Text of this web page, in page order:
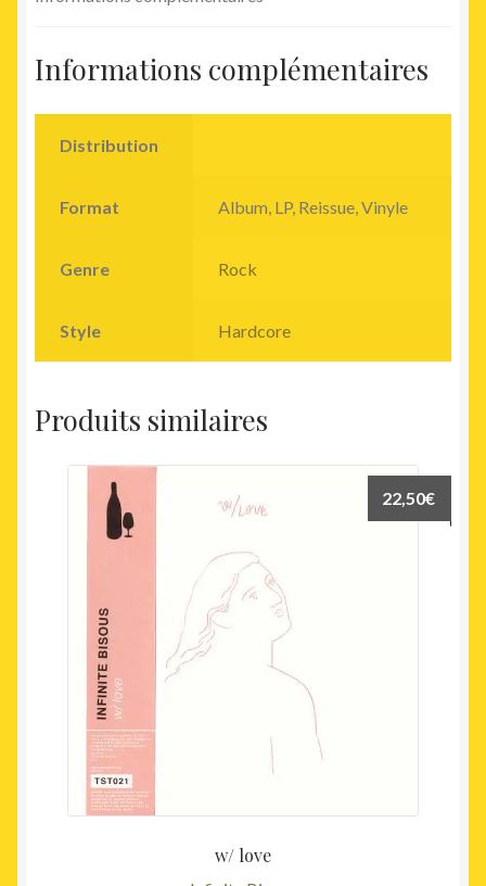
Informations complémentaires
Distribution
Format Album, LP, Reissue, Vinyle
Genre Rock
Style Hardcore
Produits similaires
w/ love
22,50€